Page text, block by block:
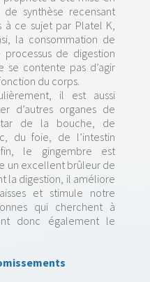
synthèse recensant
ce sujet par Platel K,
la consommation de
de digestion
se contente pas d’agir
du corps.
il est aussi
d’autres organes de
de la bouche, de
du foie, de l’intestin
le gingembre est
un excellent brûleur de
la digestion, il améliore
et stimule notre
qui cherchent à
donc également le